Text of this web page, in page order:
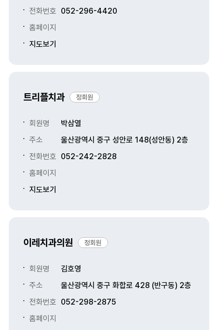
전화번호 052-296-4420
홈페이지
지도보기
트리플치과 정회원
회원명
박삼열
주소
울산광역시 중구 성안로 148(성안동) 2층
전화번호 052-242-2828
홈페이지
지도보기
이레치과의원 정회원
회원명
김호영
주소
울산광역시 중구 화합로 428 (반구동) 2층
전화번호 052-298-2875
홈페이지